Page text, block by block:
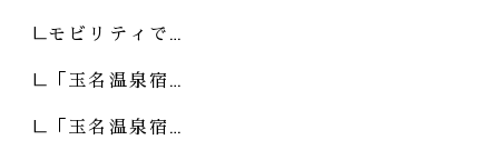
モビリティで…
「玉名温泉宿…
「玉名温泉宿…